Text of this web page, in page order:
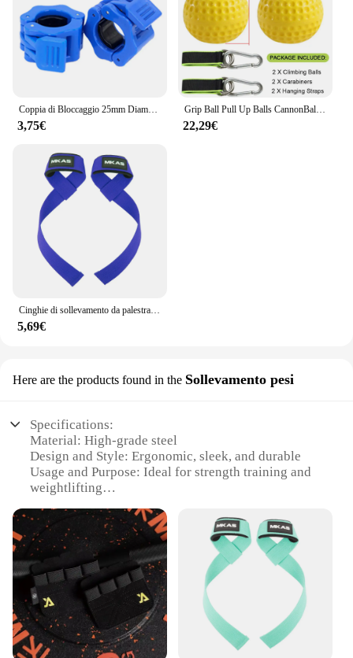
Coppia di Bloccaggio 25mm Diametro Barra Standard Manubri Bilanciere Collari Clip di Blocco Morsetto Sollevamento Pesi Palestra Fitness Bodybuilding
3,75€
Grip Ball Pull Up Balls CannonBall for Finger Trainer Hand Grip allenamento della forza muscoli del braccio bilancieri Gym Exerciser 7.2cm 9.7cm
22,29€
Cinghie di sollevamento da palestra guanti da Fitness fasce per le mani antiscivolo supporto per il polso per sollevamento pesi bilancieri Crossfit Fitness Powerlifting
5,69€
Here are the products found in the Sollevamento pesi
Specifications:
Material: High-grade steel
Design and Style: Ergonomic, sleek, and durable
Usage and Purpose: Ideal for strength training and
weightlifting
and personal home use
Shape or Size or Weight or Quantity: Available in
multiple set configurations
Performance and Property: Designed for maximum
resistance and stability
Features:
|Wholesale|